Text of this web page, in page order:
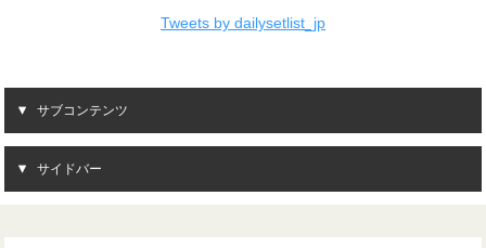
Tweets by dailysetlist_jp
サブコンテンツ
サイドバー